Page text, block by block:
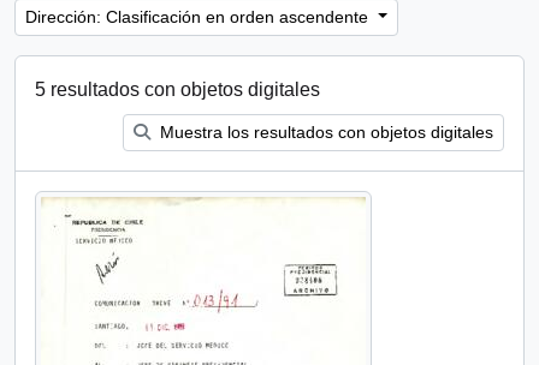
Dirección: Clasificación en orden ascendente
5 resultados con objetos digitales
Muestra los resultados con objetos digitales